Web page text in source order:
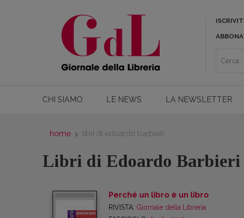
CHI SIAMO LE NEWS LA NEWSLETTER
home libri di edoardo barbieri
Libri di Edoardo Barbieri
Perché un libro è un libro
RIVISTA: Giornale della Libreria